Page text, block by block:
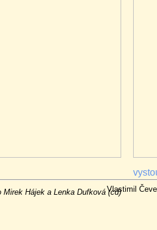
Mirek Hájek a Lenka Dufková (cd)Vlastimil